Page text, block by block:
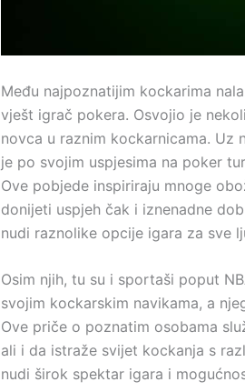
Među najpoznatijim kockarima
vješt igrač pokera. Osvojio je
novca u raznim kockarnicama. Uz
je po svojim uspjesima na poker
Ove pobjede inspiriraju mnoge
donijeti uspjeh čak i iznenadne
nudi raznolike opcije igara za sve
Osim njih, tu su i sportaši poput
svojim kockarskim navikama, a
Ove priče o poznatim osobama
ali i da istraže svijet kockanja s
nudi širok spektar igara i